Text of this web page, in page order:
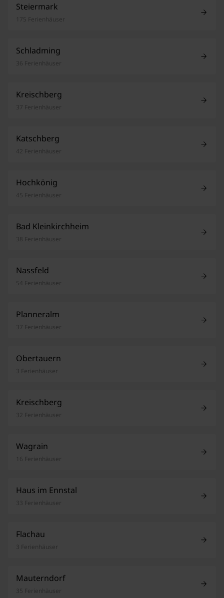
Steiermark
175 Ferienhäuser
Schladming
36 Ferienhäuser
Kreischberg
37 Ferienhäuser
Katschberg
42 Ferienhäuser
Hochkönig
45 Ferienhäuser
Bad Kleinkirchheim
38 Ferienhäuser
Nassfeld
54 Ferienhäuser
Planneralm
37 Ferienhäuser
Obertauern
3 Ferienhäuser
Kreischberg
32 Ferienhäuser
Wagrain
16 Ferienhäuser
Haus im Ennstal
33 Ferienhäuser
Flachau
3 Ferienhäuser
Mauterndorf
35 Ferienhäuser